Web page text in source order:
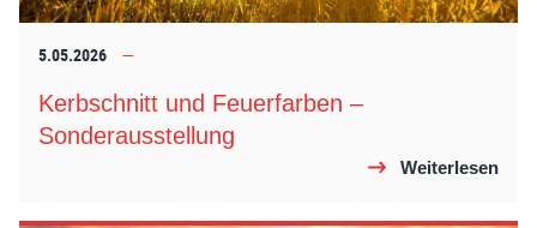
5.05.2026
Kerbschnitt und Feuerfarben –
Sonderausstellung
Weiterlesen